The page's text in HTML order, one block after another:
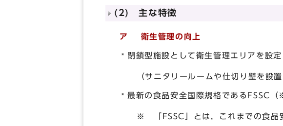
(2) 主な特徴
ア 衛生管理の向上
閉鎖型施設として衛生管理エリアを設定
（サニタリールームや仕切り壁を設置し
最新の食品安全国際規格であるFSSC
※ 「FSSC」とは，これまでの食品安全